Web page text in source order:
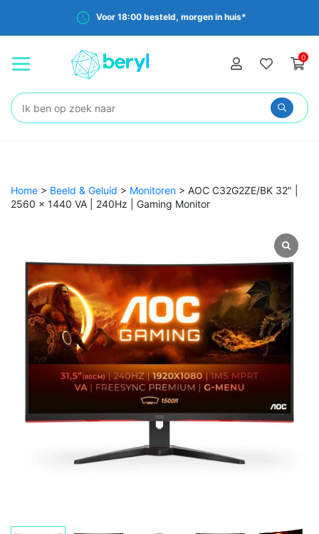
Voor 18:00 besteld, morgen in huis*
0
Zoeken:
Home > Beeld & Geluid > Monitoren > AOC C32G2ZE/BK 32″ |
2560 x 1440 VA | 240Hz | Gaming Monitor